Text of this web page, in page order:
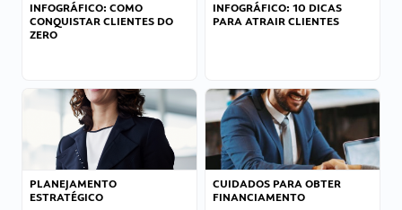
INFOGRÁFICO: COMO
CONQUISTAR CLIENTES DO
ZERO
INFOGRÁFICO: 10 DICAS
PARA ATRAIR CLIENTES
PLANEJAMENTO
ESTRATÉGICO
CUIDADOS PARA OBTER
FINANCIAMENTO